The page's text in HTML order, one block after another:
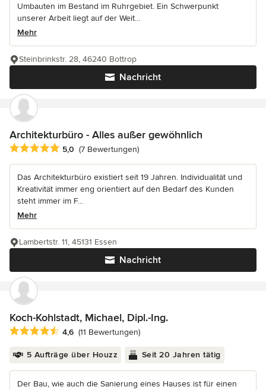
Umbauten im Bestand im Ruhrgebiet. Ein Schwerpunkt
unserer Arbeit liegt auf der Weit...
Mehr
Nachricht
Steinbrinkstr. 28, 46240 Bottrop
Architekturbüro - Alles außer gewöhnlich
Durchschnittliche Bewertung: 5 von 5 Sternen
5,0 (7 Bewertungen)
Das Architekturbüro existiert seit 19 Jahren. Individualität und
Kreativität immer eng orientiert auf den Bedarf des Kunden
steht immer im F...
Mehr
Nachricht
Lambertstr. 11, 45131 Essen
Koch-Kohlstadt, Michael, Dipl.-Ing.
Durchschnittliche Bewertung: 4.6 von 5 Sternen
4,6 (11 Bewertungen)
5 Aufträge über Houzz Seit 20 Jahren tätig
Der Bau, wie auch die Sanierung eines Hauses ist für einen